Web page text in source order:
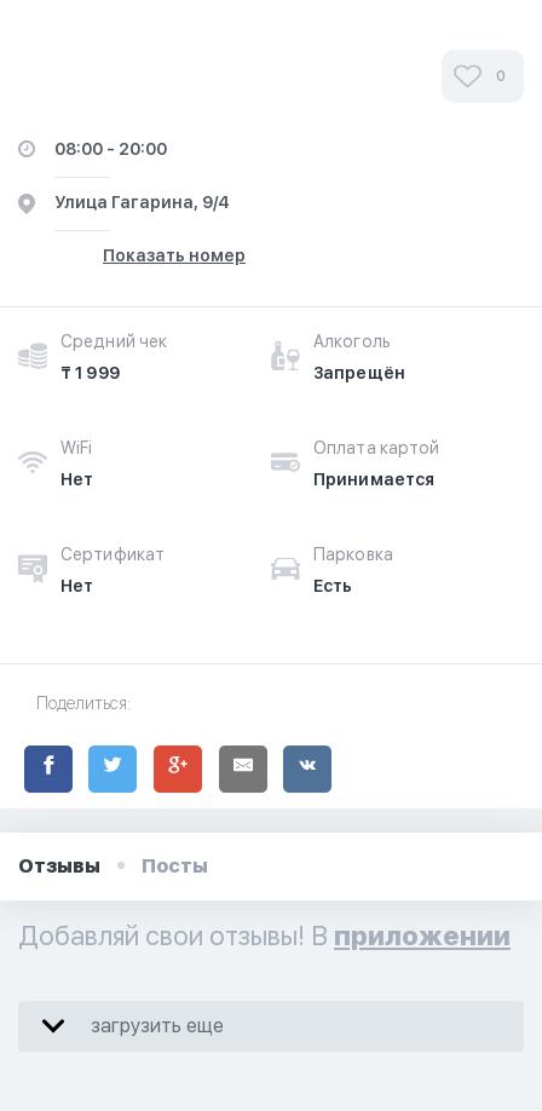
0
08:00 - 20:00
​Улица Гагарина, 9/4
Показать номер
Средний чек
₸ 1 999
Алкоголь
Запрещён
WiFi
Нет
Оплата картой
Принимается
Сертификат
Нет
Парковка
Есть
Поделиться:
Отзывы Посты
Добавляй свои отзывы! В приложении
загрузить еще